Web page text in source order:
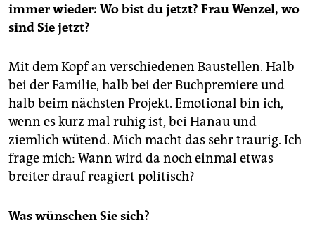
immer wieder: Wo bist du jetzt? Frau Wenzel, wo
sind Sie jetzt?
Mit dem Kopf an verschiedenen Baustellen. Halb
bei der Familie, halb bei der Buchpremiere und
halb beim nächsten Projekt. Emotional bin ich,
wenn es kurz mal ruhig ist, bei Hanau und
ziemlich wütend. Mich macht das sehr traurig. Ich
frage mich: Wann wird da noch einmal etwas
breiter drauf reagiert politisch?
Was wünschen Sie sich?